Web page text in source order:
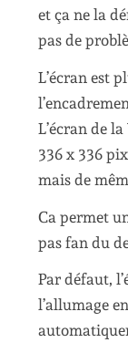
et ça ne la
pas de
L’écran est
L’écran de
336 x 336
mais de
Ca permet
pas fan du
Par défaut,
l’allumage